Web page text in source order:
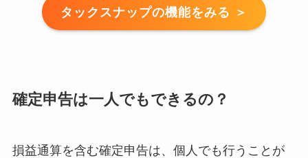
タックスナップの機能をみる ＞
確定申告は一人でもできるの？
損益通算を含む確定申告は、個人でも行うことが